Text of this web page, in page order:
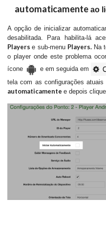
automaticamente ao
A opção de inicializar
desabilitada. Para habilita-lá
Playerse sub-menu Players. Na
o player onde este problema
ícone
e em seguida em
tela com as configurações
automaticamente e depois